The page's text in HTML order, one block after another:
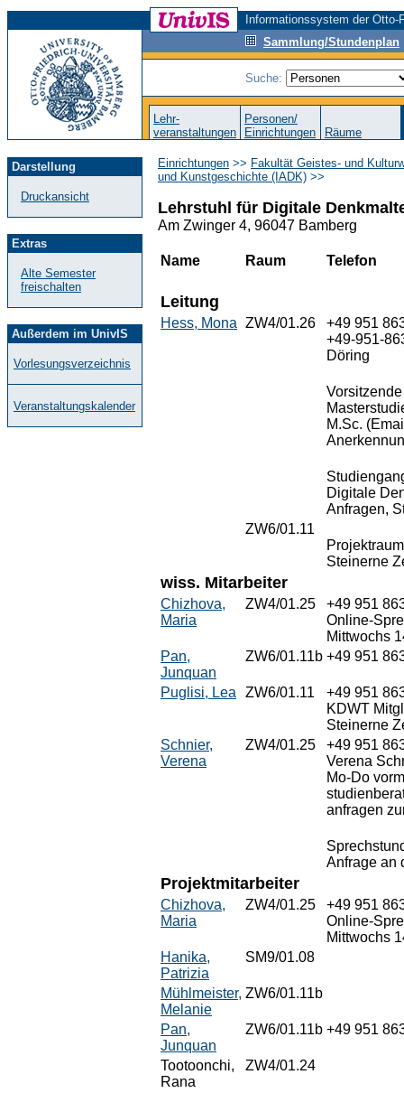
Informationssystem der
Sammlung/Stundenplan
Suche:
Lehr-
veranstaltungen
Personen/
Einrichtungen
Räume
Darstellung
Druckansicht
Extras
Alte Semester
freischalten
Außerdem im UnivIS
Vorlesungsverzeichnis
Veranstaltungskalender
Einrichtungen >> Fakultät Geistes- und
und Kunstgeschichte (IADK) >>
Lehrstuhl für Digitale
Am Zwinger 4, 96047 Bamberg
Name Raum Telefon
Leitung
Hess, Mona ZW4/01.26
+49 951
+49-951-
Döring
M.Sc.
Digitale
Anfragen,
ZW6/01.11
Steinerne
wiss. Mitarbeiter
Chizhova,
Maria
ZW4/01.25
+49 951
Online-
Mittwochs
Pan,
Junquan
ZW6/01.11b +49 951
Puglisi, Lea ZW6/01.11
+49 951
KDWT
Steinerne
Schnier,
Verena
ZW4/01.25
+49 951
Verena
Mo-Do
anfragen
Anfrage an
Projektmitarbeiter
Chizhova,
Maria
ZW4/01.25
+49 951
Online-
Mittwochs
Hanika,
Patrizia
SM9/01.08
Mühlmeister,
Melanie
ZW6/01.11b
Pan,
Junquan
ZW6/01.11b +49 951
Tootoonchi,
Rana
ZW4/01.24